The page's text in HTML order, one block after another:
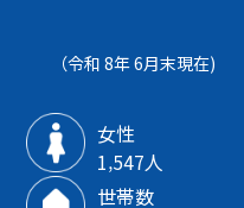
（令和 8年 6月末現在)
女性
1‚547人
世帯数